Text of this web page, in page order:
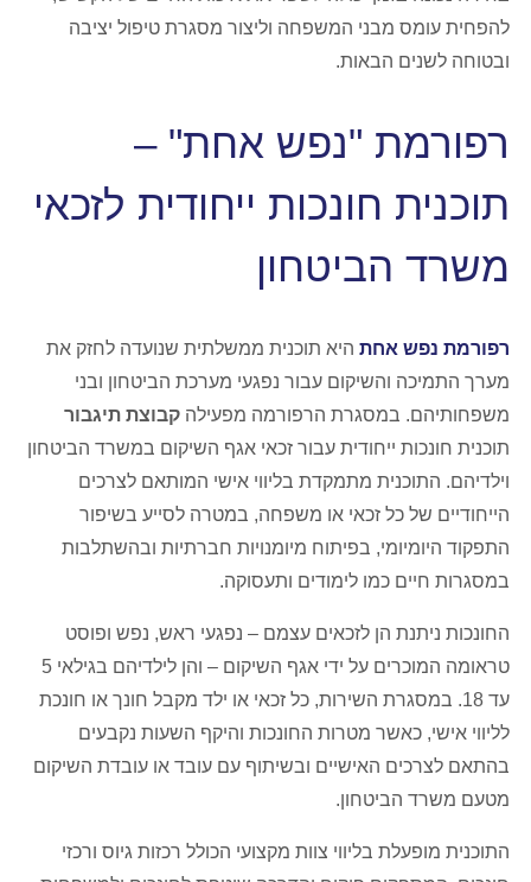
להפחית עומס מבני המשפחה וליצור מסגרת טיפול יציבה
ובטוחה לשנים הבאות.
רפורמת "נפש אחת" –
תוכנית חונכות ייחודית לזכאי
משרד הביטחון
רפורמת נפש אחת היא תוכנית ממשלתית שנועדה לחזק את
מערך התמיכה והשיקום עבור נפגעי מערכת הביטחון ובני
משפחותיהם. במסגרת הרפורמה מפעילה קבוצת תיגבור
תוכנית חונכות ייחודית עבור זכאי אגף השיקום במשרד הביטחון
וילדיהם. התוכנית מתמקדת בליווי אישי המותאם לצרכים
הייחודיים של כל זכאי או משפחה, במטרה לסייע בשיפור
התפקוד היומיומי, בפיתוח מיומנויות חברתיות ובהשתלבות
במסגרות חיים כמו לימודים ותעסוקה.
החונכות ניתנת הן לזכאים עצמם – נפגעי ראש, נפש ופוסט
טראומה המוכרים על ידי אגף השיקום – והן לילדיהם בגילאי 5
עד 18. במסגרת השירות, כל זכאי או ילד מקבל חונך או חונכת
לליווי אישי, כאשר מטרות החונכות והיקף השעות נקבעים
בהתאם לצרכים האישיים ובשיתוף עם עובד או עובדת השיקום
מטעם משרד הביטחון.
התוכנית מופעלת בליווי צוות מקצועי הכולל רכזות גיוס ורכזי